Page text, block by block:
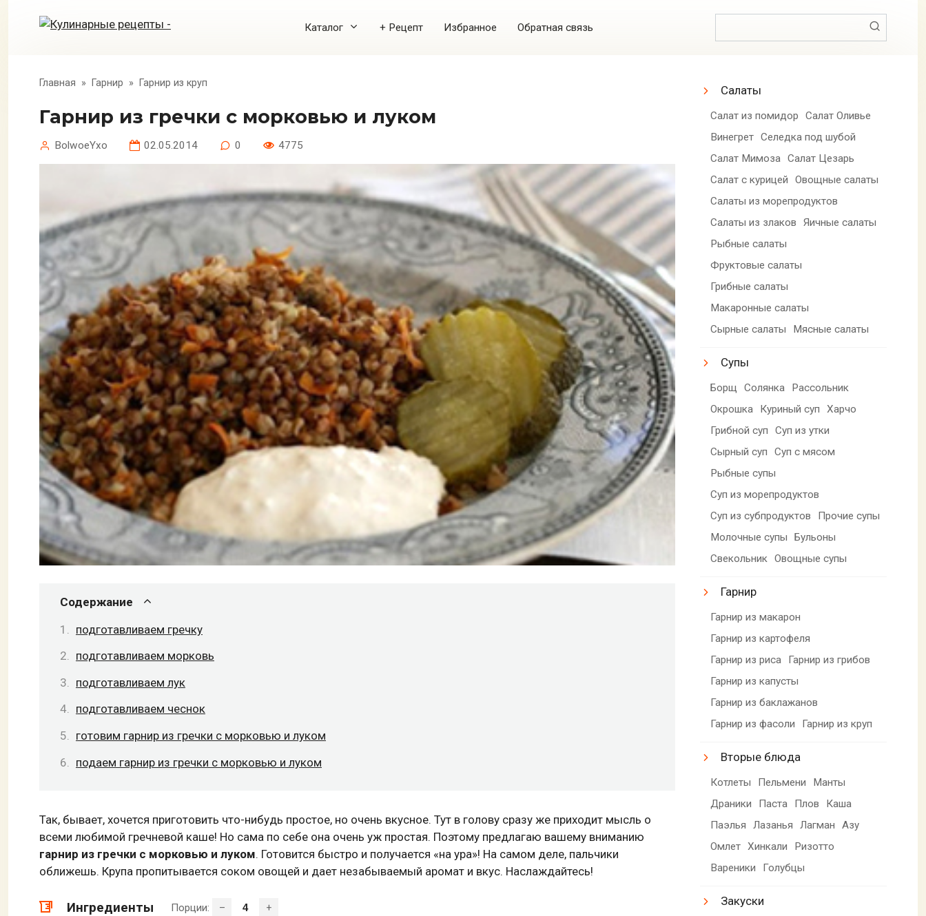
Каталог + Рецепт Избранное Обратная связь
Главная » Гарнир » Гарнир из круп
Гарнир из гречки с морковью и луком
BolwoeYxo 02.05.2014 0 4775
Содержание
подготавливаем гречку
подготавливаем морковь
подготавливаем лук
подготавливаем чеснок
готовим гарнир из гречки с морковью и луком
подаем гарнир из гречки с морковью и луком
Так, бывает, хочется приготовить что-нибудь простое, но очень вкусное. Тут в голову сразу же приходит мысль о
всеми любимой гречневой каше! Но сама по себе она очень уж простая. Поэтому предлагаю вашему вниманию
гарнир из гречки с морковью и луком. Готовится быстро и получается «на ура»! На самом деле, пальчики
оближешь. Крупа пропитывается соком овощей и дает незабываемый аромат и вкус. Наслаждайтесь!
Ингредиенты Порции: – +
Салаты
Салат из помидор
Салат Оливье
Винегрет Селедка под шубой
Салат Мимоза Салат Цезарь
Салат с курицей
Овощные салаты
Салаты из морепродуктов
Салаты из злаков
Яичные салаты
Рыбные салаты
Фруктовые салаты
Грибные салаты
Макаронные салаты
Сырные салаты
Мясные салаты
Супы
Борщ Солянка
Рассольник
Окрошка
Куриный суп
Харчо
Грибной суп
Суп из утки
Сырный суп
Суп с мясом
Рыбные супы
Суп из морепродуктов
Суп из субпродуктов
Прочие супы
Молочные супы
Бульоны
Свекольник Овощные супы
Гарнир
Гарнир из макарон
Гарнир из картофеля
Гарнир из риса
Гарнир из грибов
Гарнир из капусты
Гарнир из баклажанов
Гарнир из фасоли
Гарнир из круп
Вторые блюда
Котлеты Пельмени
Манты
Драники
Паста Плов
Каша
Паэлья
Лазанья Лагман
Азу
Омлет Хинкали
Ризотто
Вареники
Голубцы
Закуски